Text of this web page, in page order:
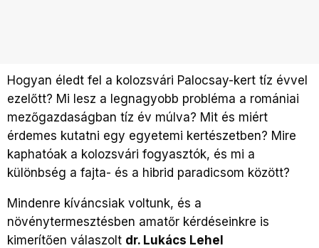
Hogyan éledt fel a kolozsvári Palocsay-kert tíz évvel
ezelőtt? Mi lesz a legnagyobb probléma a romániai
mezőgazdaságban tíz év múlva? Mit és miért
érdemes kutatni egy egyetemi kertészetben? Mire
kaphatóak a kolozsvári fogyasztók, és mi a
különbség a fajta- és a hibrid paradicsom között?
Mindenre kíváncsiak voltunk, és a
növénytermesztésben amatőr kérdéseinkre is
kimerítően válaszolt dr. Lukács Lehel